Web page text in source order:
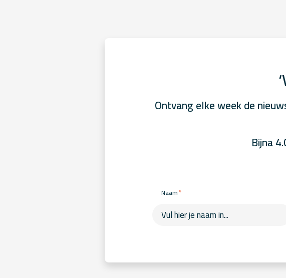
Ontvang elke week de
Bijna
Naam*